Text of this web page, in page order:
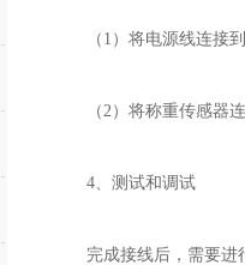
（1）将电源线连接到
（2）将称重传感器连
4、测试和调试
完成接线后，需要进行